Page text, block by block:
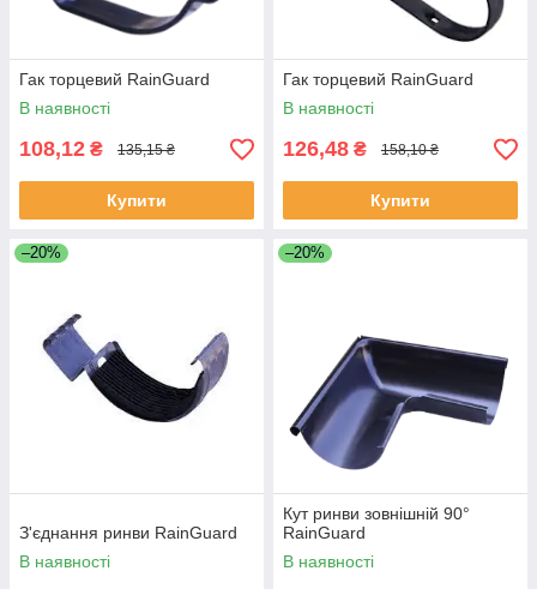
Гак торцевий RainGuard
В наявності
108,12 ₴ 135,15 ₴
Купити
Гак торцевий RainGuard
В наявності
126,48 ₴ 158,10 ₴
Купити
–20%
З'єднання ринви RainGuard
В наявності
–20%
Кут ринви зовнішній 90°
RainGuard
В наявності